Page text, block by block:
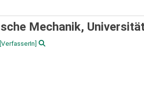
Mechanik,
[VerfasserIn]